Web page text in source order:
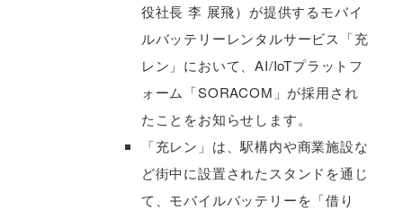
役社長 李 展飛）が提供するモバイ
ルバッテリーレンタルサービス「充
レン」において、AI/IoTプラットフ
ォーム「SORACOM」が採用され
たことをお知らせします。
「充レン」は、駅構内や商業施設な
ど街中に設置されたスタンドを通じ
て、モバイルバッテリーを「借り